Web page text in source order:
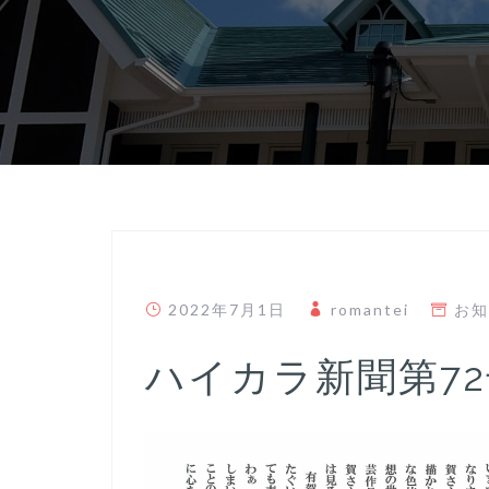
2022年7月1日 romantei お
ハイカラ新聞第